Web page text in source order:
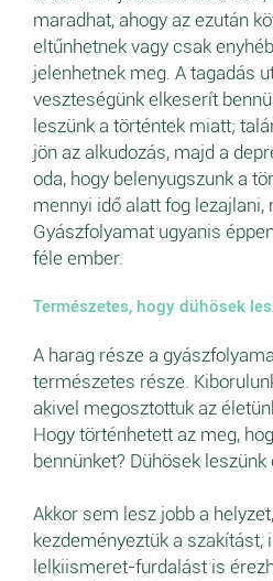
maradhat, ahogy az ezután
eltűnhetnek vagy csak
jelenhetnek meg. A tagadás
veszteségünk elkeserít
leszünk a történtek miatt;
jön az alkudozás, majd a
oda, hogy belenyugszunk a
mennyi idő alatt fog lezajlani,
Gyászfolyamat ugyanis
féle ember.
Természetes, hogy dühösek
A harag része a
természetes része.
akivel megosztottuk az
Hogy történhetett az meg,
bennünket? Dühösek leszünk
Akkor sem lesz jobb a
kezdeményeztük a szakítást,
lelkiismeret-furdalást is